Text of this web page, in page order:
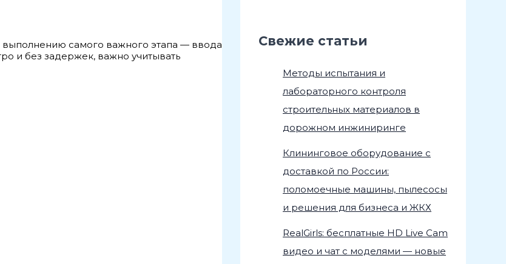
выполнению самого важного этапа — ввода
и без задержек, важно учитывать
Свежие статьи
Методы испытания и
лабораторного контроля
строительных материалов в
дорожном инжиниринге
Клининговое оборудование с
доставкой по России:
поломоечные машины, пылесосы
и решения для бизнеса и ЖКХ
RealGirls: бесплатные HD Live Cam
видео и чат с моделями — новые